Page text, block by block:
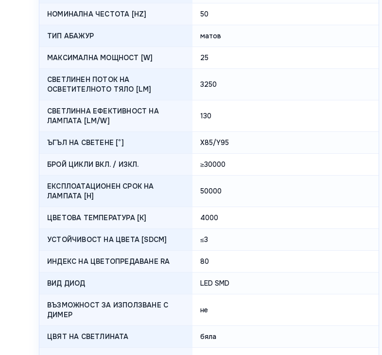
НОМИНАЛНА ЧЕСТОТА [HZ] 50
ТИП АБАЖУР матов
МАКСИМАЛНА МОЩНОСТ [W] 25
СВЕТЛИНЕН ПОТОК НА
ОСВЕТИТЕЛНОТО ТЯЛО [LM]
3250
СВЕТЛИННА ЕФЕКТИВНОСТ НА
ЛАМПАТА [LM/W]
130
ЪГЪЛ НА СВЕТЕНЕ [°] X85/Y95
БРОЙ ЦИКЛИ ВКЛ. / ИЗКЛ. ≥30000
ЕКСПЛОАТАЦИОНЕН СРОК НА
ЛАМПАТА [H]
50000
ЦВЕТОВА ТЕМПЕРАТУРА [K] 4000
УСТОЙЧИВОСТ НА ЦВЕТА [SDCM] ≤3
ИНДЕКС НА ЦВЕТОПРЕДАВАНЕ RA 80
ВИД ДИОД LED SMD
ВЪЗМОЖНОСТ ЗА ИЗПОЛЗВАНЕ С
ДИМЕР
не
ЦВЯТ НА СВЕТЛИНАТА бяла